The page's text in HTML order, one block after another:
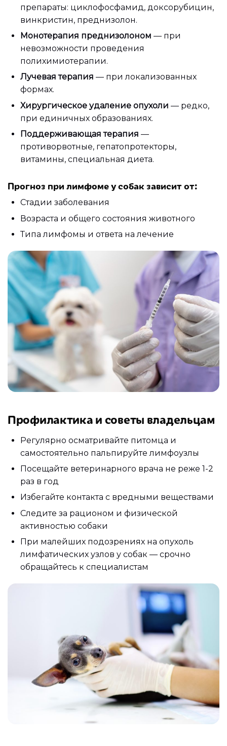
препараты: циклофосфамид, доксорубицин,
винкристин, преднизолон.
Монотерапия преднизолоном — при
невозможности проведения
полихимиотерапии.
Лучевая терапия — при локализованных
формах.
Хирургическое удаление опухоли — редко,
при единичных образованиях.
Поддерживающая терапия —
противорвотные, гепатопротекторы,
витамины, специальная диета.
Прогноз при лимфоме у собак зависит от:
Стадии заболевания
Возраста и общего состояния животного
Типа лимфомы и ответа на лечение
Профилактика и советы владельцам
Регулярно осматривайте питомца и
самостоятельно пальпируйте лимфоузлы
Посещайте ветеринарного врача не реже 1-2
раз в год
Избегайте контакта с вредными веществами
Следите за рационом и физической
активностью собаки
При малейших подозрениях на опухоль
лимфатических узлов у собак — срочно
обращайтесь к специалистам